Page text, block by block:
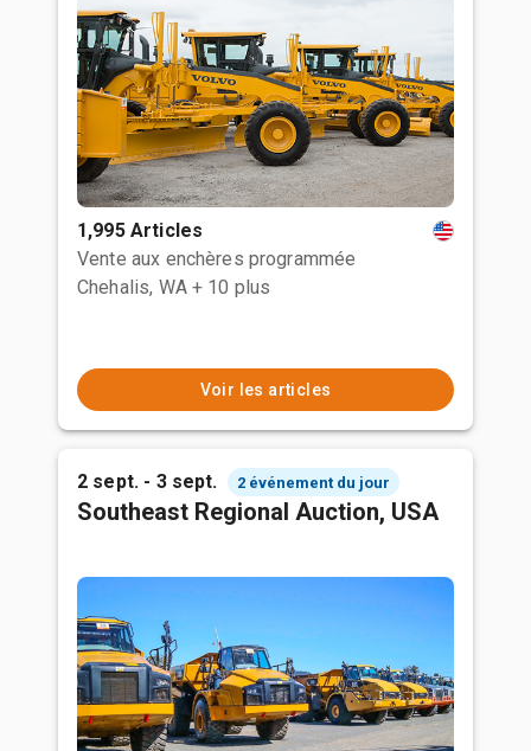
1,995 Articles
Vente aux enchères programmée
Chehalis, WA + 10 plus
Voir les articles
2 sept. - 3 sept. 2 événement du jour
Southeast Regional Auction, USA